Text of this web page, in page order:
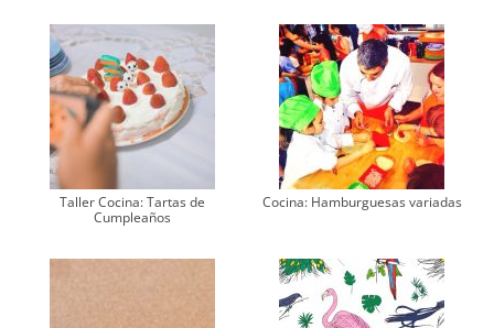
Taller Cocina: Tartas de
Cumpleaños
Cocina: Hamburguesas variadas